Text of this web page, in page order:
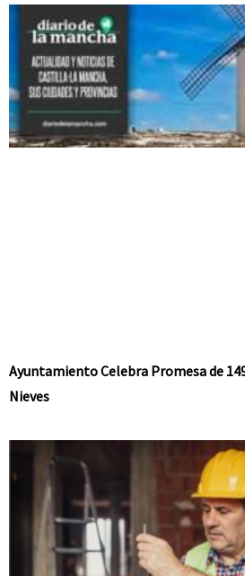
Ayuntamiento Celebra Promesa de
Nieves